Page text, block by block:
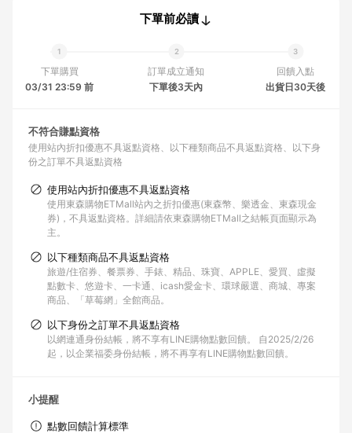
下單前必讀
下單購買
03/31 23:59 前
訂單成立通知
下單後3天內
回饋入點
出貨日30天後
不符合賺點資格
使用站內折扣優惠不具返點資格 以下種類商品不具返點資格
以下身
份之訂單不具返點資格
使用站內折扣優惠不具返點資格
使用東森購物ETMall站內之折扣優惠(東森幣、樂透金、東森現金
券)，不具返點資格。詳細請依東森購物ETMall之結帳頁面顯示為
主。
以下種類商品不具返點資格
旅遊/住宿券、餐票券、手錶、精品、珠寶、APPLE、愛買、虛擬
點數卡、悠遊卡、一卡通、icash愛金卡、環球嚴選、商城、專案
商品、「草莓網」全館商品。
以下身份之訂單不具返點資格
以網連通身份結帳，將不享有LINE購物點數回饋。 自2025/2/26
起，以企業福委身份結帳，將不再享有LINE購物點數回饋。
小提醒
點數回饋計算標準